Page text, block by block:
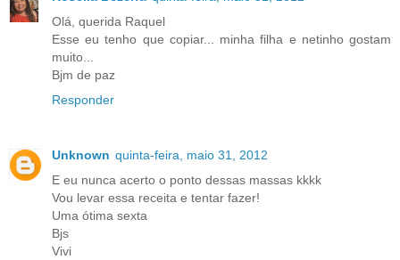
Olá, querida Raquel
Esse eu tenho que copiar... minha filha e netinho gostam
muito...
Bjm de paz
Responder
Unknown quinta-feira, maio 31, 2012
E eu nunca acerto o ponto dessas massas kkkk
Vou levar essa receita e tentar fazer!
Uma ótima sexta
Bjs
Vivi